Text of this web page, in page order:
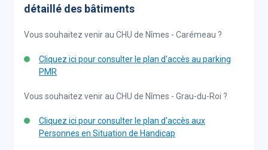
détaillé des bâtiments
Vous souhaitez venir au CHU de Nîmes - Carémeau ?
Cliquez ici pour consulter le plan d'accès au parking
PMR
Vous souhaitez venir au CHU de Nîmes - Grau-du-Roi ?
Cliquez ici pour consulter le plan d'accès aux
Personnes en Situation de Handicap